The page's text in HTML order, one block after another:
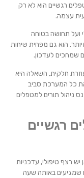
רגשיים הוא לא רק
עצמה.
ועל תחושה בטוחה
הוא גם מפחית שיחות
שמחכים לעדכון.
חלקית, השאלה היא
כל המערכת סביב
ניהול תורים למטפלים
רגשיים
רצף טיפולי, עדכניות
שמגיעים באותה שעה